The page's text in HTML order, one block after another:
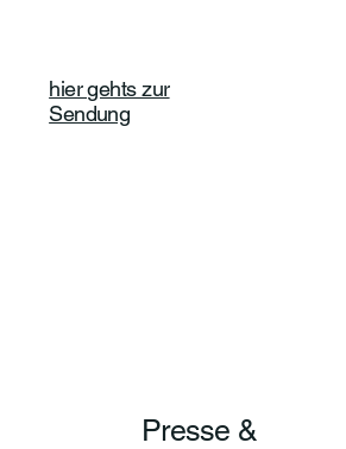
hier gehts zur
Sendung
Presse &